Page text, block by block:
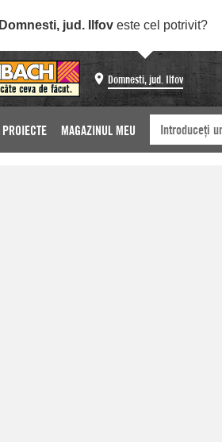
Domnesti, jud. Ilfov este cel potrivit?
Domnesti, jud. Ilfov
PROIECTE MAGAZINUL MEU